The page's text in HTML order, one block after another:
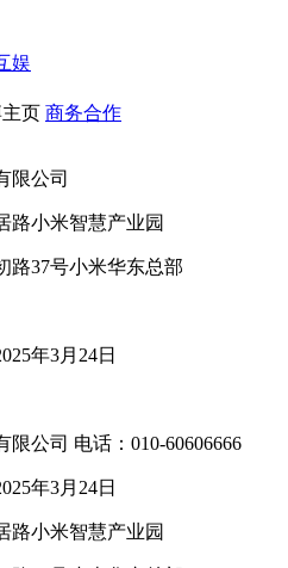
娱
页 商务合作
限公司
路小米智慧产业园
路37号小米华东总部
年3月24日
公司 电话：010-60606666
年3月24日
路小米智慧产业园